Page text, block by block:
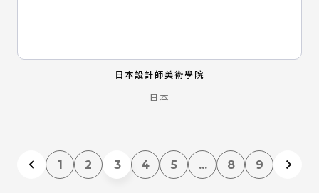
日本設計師美術學院
日本
1 2 3 4 5 ... 8 9